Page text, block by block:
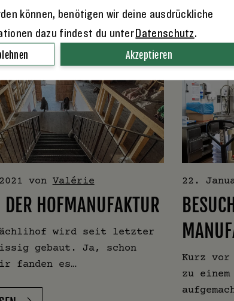
von Valérie
HOFMANUFAKTUR
wird seit letzter
gebaut. Ja, schon
fanden es…
22.
Kurz vor
zu
können, benötigen wir deine ausdrückliche
dazu findest du unterDatenschutz.
Akzeptieren